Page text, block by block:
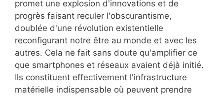
promet une explosion d'innovations et de
progrès faisant reculer l'obscurantisme,
doublée d'une révolution existentielle
reconfigurant notre être au monde et avec les
autres. Cela ne fait sans doute qu'amplifier ce
que smartphones et réseaux avaient déjà initié.
Ils constituent effectivement l'infrastructure
matérielle indispensable où peuvent prendre